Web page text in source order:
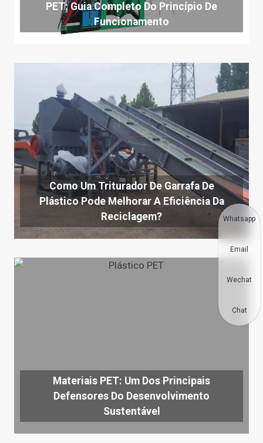
PET: Guia Completo Do Princípio De
Funcionamento
Como Um Triturador De Garrafa De
Plástico Pode Melhorar A Eficiência Da
Reciclagem?
Materiais PET: Um Dos Principais
Defensores Do Desenvolvimento
Sustentável
Whatsapp
Email
Wechat
Chat